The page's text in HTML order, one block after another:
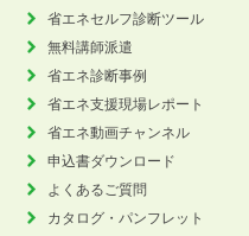
省エネセルフ診断ツール
無料講師派遣
省エネ診断事例
省エネ支援現場レポート
省エネ動画チャンネル
申込書ダウンロード
よくあるご質問
カタログ・パンフレット